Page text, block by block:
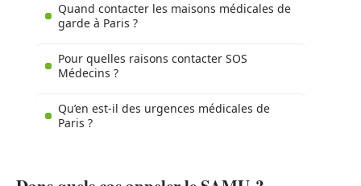
Quand contacter les maisons médicales de
garde à Paris ?
Pour quelles raisons contacter SOS
Médecins ?
Qu’en est-il des urgences médicales de
Paris ?